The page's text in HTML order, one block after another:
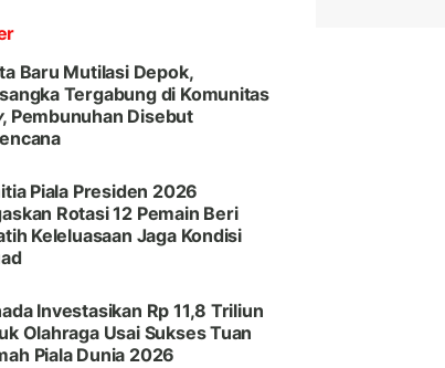
Baru Mutilasi Depok,
Tergabung di Komunitas
, Pembunuhan Disebut
Piala Presiden 2026
Rotasi 12 Pemain Beri
Keleluasaan Jaga Kondisi
Investasikan Rp 11,8 Triliun
Olahraga Usai Sukses Tuan
Piala Dunia 2026